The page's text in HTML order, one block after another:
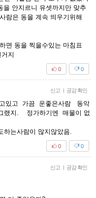
안지르니 유셋까지만 맞추
람은 동을 계속 띄우기위해
면 동을 찍을수있는 마침표
지
0
0
신고 | 공감 확인
있고 가끔 운좋은사람 동악
랬지. 정가하기엔 매물이 없
는사람이 많지않았음.
0
0
신고 | 공감 확인